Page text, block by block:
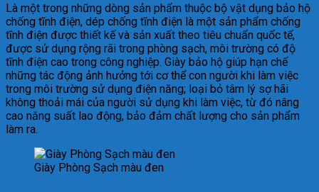
Là một trong những dòng sản phẩm thuộc bộ vật dụng bảo hộ
chống tĩnh điện, dép chống tĩnh điện là một sản phẩm chống
tĩnh điện được thiết kế và sản xuất theo tiêu chuẩn quốc tế,
được sử dụng rộng rãi trong phòng sạch, môi trường có độ
tĩnh điện cao trong công nghiệp. Giày bảo hộ giúp hạn chế
những tác động ảnh hưởng tới cơ thể con người khi làm việc
trong môi trường sử dụng điện năng; loại bỏ tâm lý sợ hãi
không thoải mái của người sử dụng khi làm việc, từ đó nâng
cao năng suất lao động, bảo đảm chất lượng cho sản phẩm
làm ra.
Giày Phòng Sạch màu đen